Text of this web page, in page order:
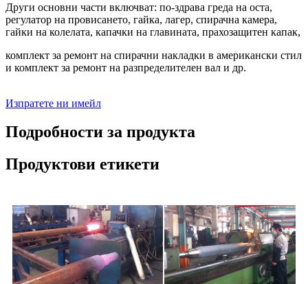
Други основни части включват: по-здрава греда на оста,
регулатор на провисането, гайка, лагер, спирачна камера,
гайки на колелата, капачки на главината, прахозащитен капак,
комплект за ремонт на спирачни накладки в американски стил
и комплект за ремонт на разпределителен вал и др.
Изпратете ни имейл
Подробности за продукта
Продуктови етикети